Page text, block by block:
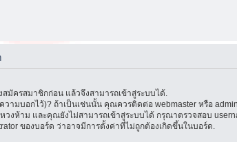
ครสมาชิกก่อน แล้วจึงสามารถเข้าสู่ระบบได้.
มบอกไว้)? ถ้าเป็นเช่นนั้น คุณควรติดต่อ webmaster หรือ
งห้าม และคุณยังไม่สามารถเข้าสู่ระบบได้ กรุณาตรวจสอบ
ของบอร์ด ว่าอาจมีการตั้งค่าที่ไม่ถูกต้องเกิดขึ้นในบอร์ด.